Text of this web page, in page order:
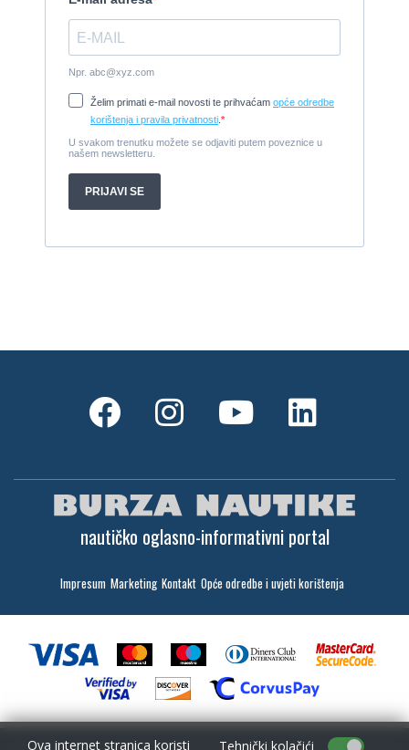
nautičko oglasno-informativni portal
Impresum Marketing Kontakt Opće odredbe i uvjeti korištenja
Ova internet stranica koristi Tehnički kolačići